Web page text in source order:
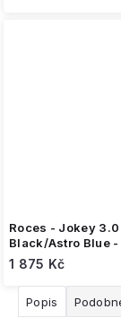
Roces - Jokey 3.0
Black/Astro Blue
roztahovací brusle
1 875 Kč
Popis